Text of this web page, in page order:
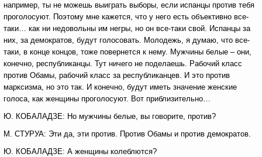
например, ты не можешь выиграть выборы, если испанцы против тебя
проголосуют. Поэтому мне кажется, что у него есть объективно все-
таки… как ни недовольны им негры, но он все-таки свой. Испанцы за
них, за демократов, будут голосовать. Молодежь, я думаю, что все-
таки, в конце концов, тоже повернется к нему. Мужчины белые – они,
конечно, республиканцы. Тут ничего не поделаешь. Рабочий класс
против Обамы, рабочий класс за республиканцев. И это против
марксизма, но это так. И конечно, будут иметь значение женские
голоса, как женщины проголосуют. Вот приблизительно…
Ю. КОБАЛАДЗЕ: Но мужчины белые, вы говорите, против?
М. СТУРУА: Эти да, эти против. Против Обамы и против демократов.
Ю. КОБАЛАДЗЕ: А женщины колеблются?